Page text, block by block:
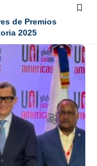
de Premios
2025